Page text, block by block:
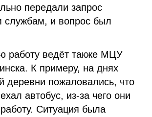
передали запрос
службам, и вопрос был
работу ведёт также МЦУ
К примеру, на днях
деревни пожаловались, что
автобус, из-за чего они
Ситуация была